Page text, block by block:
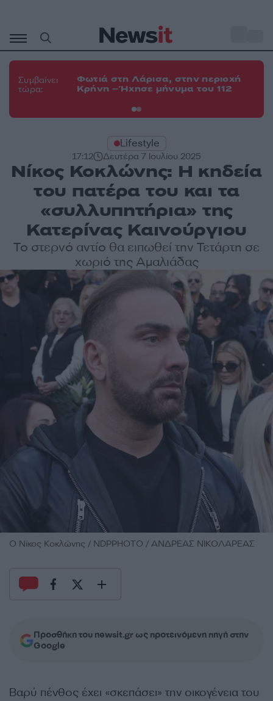
περιεχόμενο
Συμβαίνει
τώρα:
Φωτιά στη Λάρισα, στην περιοχή
Κρήνη – Ήχησε μήνυμα του 112
Lifestyle
17:12 Δευτέρα 7 Ιουλίου 2025
Νίκος Κοκλώνης: Η κηδεία
του πατέρα του και τα
«συλλυπητήρια» της
Κατερίνας Καινούργιου
Το στερνό αντίο θα ειπωθεί την Τετάρτη σε
χωριό της Αμαλιάδας
O Νίκος Κοκλώνης / NDPPHOTO / ΑΝΔΡΕΑΣ ΝΙΚΟΛΑΡΕΑΣ
Προσθήκη του newsit.gr ως προτεινόμενη πηγή στην
Google
Βαρύ πένθος έχει «σκεπάσει» την οικογένεια του